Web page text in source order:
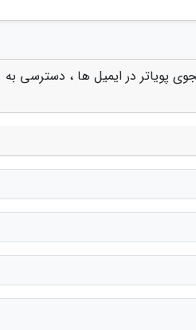
پویاتر در ایمیل ها ، دسترسی به